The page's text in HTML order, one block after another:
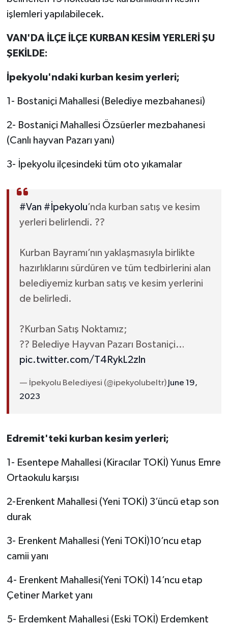
işlemleri yapılabilecek.
VAN'DA İLÇE İLÇE KURBAN KESİM YERLERİ ŞU
ŞEKİLDE:
İpekyolu'ndaki kurban kesim yerleri;
1- Bostaniçi Mahallesi (Belediye mezbahanesi)
2- Bostaniçi Mahallesi Özsüerler mezbahanesi
(Canlı hayvan Pazarı yanı)
3- İpekyolu ilçesindeki tüm oto yıkamalar
#Van #İpekyolu’nda kurban satış ve kesim
yerleri belirlendi. ??
Kurban Bayramı’nın yaklaşmasıyla birlikte
hazırlıklarını sürdüren ve tüm tedbirlerini alan
belediyemiz kurban satış ve kesim yerlerini
de belirledi.
?Kurban Satış Noktamız;
?? Belediye Hayvan Pazarı Bostaniçi…
pic.twitter.com/T4RykL2zln
— İpekyolu Belediyesi (@ipekyolubeltr) June 19,
2023
Edremit'teki kurban kesim yerleri;
1- Esentepe Mahallesi (Kiracılar TOKİ) Yunus Emre
Ortaokulu karşısı
2-Erenkent Mahallesi (Yeni TOKİ) 3’üncü etap son
durak
3- Erenkent Mahallesi (Yeni TOKİ)10’ncu etap
camii yanı
4- Erenkent Mahallesi(Yeni TOKİ) 14’ncu etap
Çetiner Market yanı
5- Erdemkent Mahallesi (Eski TOKİ) Erdemkent